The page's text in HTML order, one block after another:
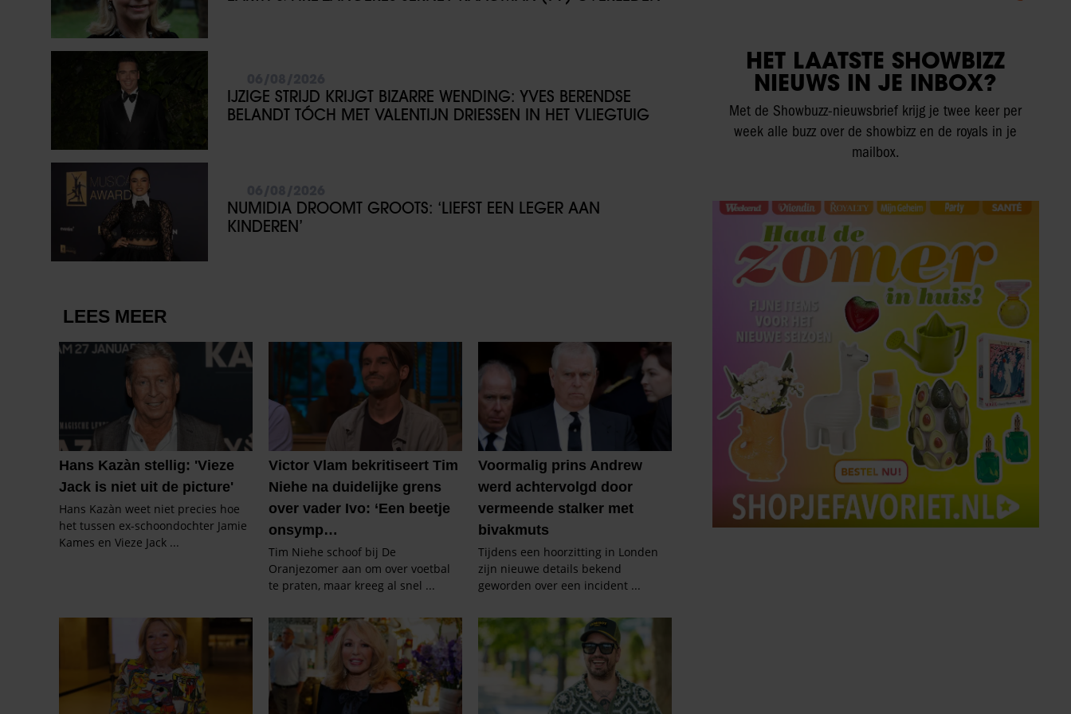
IJZIGE STRIJD KRIJGT BIZARRE WENDING: YVES BERENDSE
BELANDT TÓCH MET VALENTIJN DRIESSEN IN HET VLIEGTUIG
NUMIDIA DROOMT GROOTS: ‘LIEFST EEN LEGER AAN
KINDEREN’
HET LAATSTE SHOWBIZZ
NIEUWS IN JE INBOX?
Met de Showbuzz-nieuwsbrief krijg je twee keer per
week alle buzz over de showbizz en de royals in je
mailbox.